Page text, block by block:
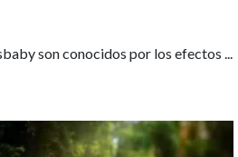
son conocidos por los efectos